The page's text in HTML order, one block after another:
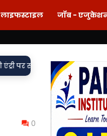
लाइफस्टाइल जॉब -
वर्दी पर दाग! लड़की-शराब की
0